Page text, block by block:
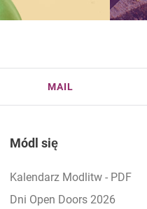
MAIL
Módl się
Kalendarz Modlitw - PDF
Dni Open Doors 2026